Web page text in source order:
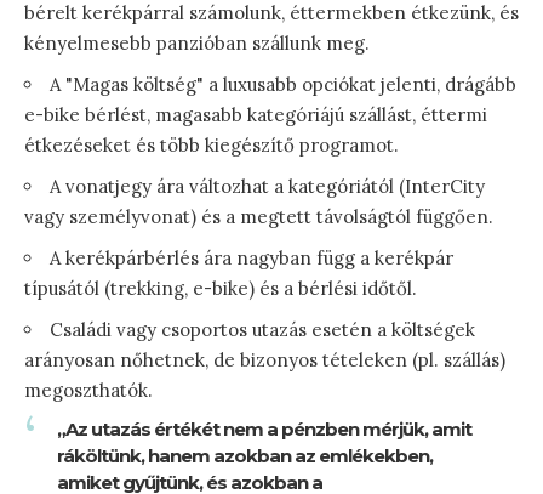
bérelt kerékpárral számolunk, éttermekben étkezünk, és
kényelmesebb panzióban szállunk meg.
A "Magas költség" a luxusabb opciókat jelenti, drágább
e-bike bérlést, magasabb kategóriájú szállást, éttermi
étkezéseket és több kiegészítő programot.
A vonatjegy ára változhat a kategóriától (InterCity
vagy személyvonat) és a megtett távolságtól függően.
A kerékpárbérlés ára nagyban függ a kerékpár
típusától (trekking, e-bike) és a bérlési időtől.
Családi vagy csoportos utazás esetén a költségek
arányosan nőhetnek, de bizonyos tételeken (pl. szállás)
megoszthatók.
„Az utazás értékét nem a pénzben mérjük, amit
ráköltünk, hanem azokban az emlékekben,
amiket gyűjtünk, és azokban a